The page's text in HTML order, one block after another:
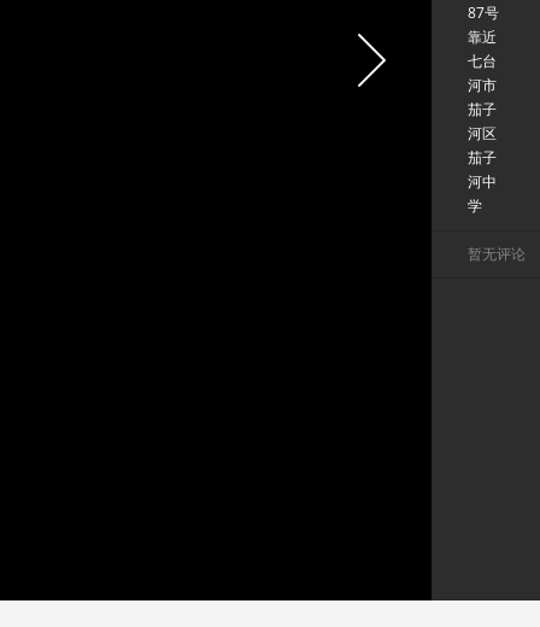
87号
靠近
七台
河市
茄子
河区
茄子
河中
学
暂无评论